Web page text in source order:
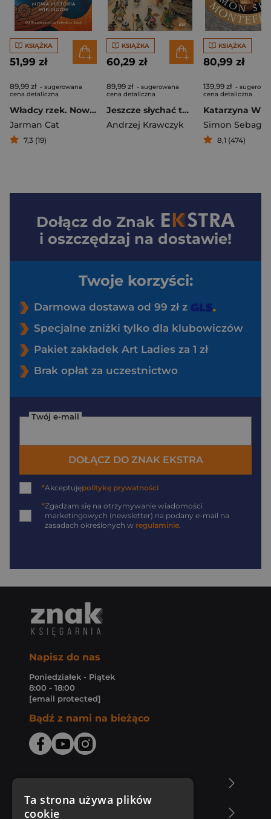
KSIĄŻKA
51,99 zł
89,99 zł - sugerowana
cena detaliczna
Władcy rzek. Nowa historia wikingów
Jarman Cat
7,3 (19)
KSIĄŻKA
60,29 zł
89,99 zł - sugerowana
cena detaliczna
Jeszcze słychać tę muzykę. Biłgoraj – sztetl utracony - książka z autografem
Andrzej Krawczyk
KSIĄŻKA
80,99 zł
139,99 zł -
cena detaliczna
8,1 (474)
Dołącz do Znak
i oszczędzaj na dostawie!
Twoje korzyści:
Darmowa dostawa od 99 zł z
Specjalne zniżki tylko dla klubowiczów
Pakiet zakładek Art Ladies za 1 zł
Brak opłat za uczestnictwo
Twój e-mail
DOŁĄCZ DO ZNAK EKSTRA
*Akceptujępolitykę prywatności
*Zgadzam się na otrzymywanie wiadomości
marketingowych (newsletter) na podany e-mail na
zasadach określonych w regulaminie.
Napisz do nas
Poniedziałek - Piątek
8:00 - 18:00
[email protected]
Bądź z nami na bieżąco
Zakupy u nas
Ta strona używa plików
cookie